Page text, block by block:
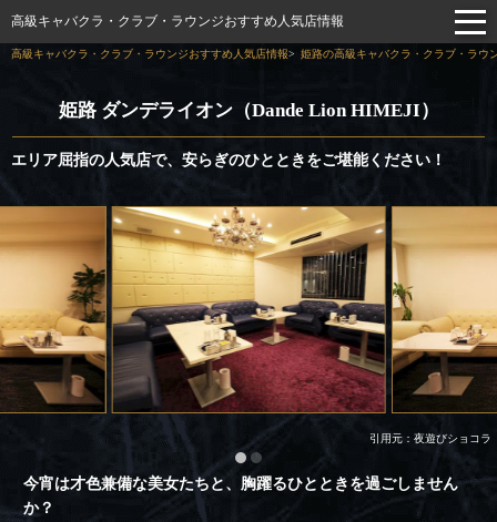
高級キャバクラ・クラブ・ラウンジおすすめ人気店情報
高級キャバクラ・クラブ・ラウンジおすすめ人気店情報 姫路の高級キャバクラ・クラブ・ラウ
姫路 ダンデライオン（Dande Lion HIMEJI）
エリア屈指の人気店で、安らぎのひとときをご堪能ください！
引用元：夜遊びショコラ
今宵は才色兼備な美女たちと、胸躍るひとときを過ごしません
か？